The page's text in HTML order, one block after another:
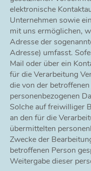
elektronische
Unternehmen sowie
mit uns ermöglichen,
Adresse der
Adresse) umfasst.
Mail oder über ein
für die Verarbeitung
die von der
personenbezogenen
Solche auf freiwilliger
an den für die
übermittelten
Zwecke der
betroffenen Person
Weitergabe dieser